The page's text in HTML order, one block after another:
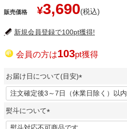
販売価格 ¥3,690
新規会員登録で100pt獲得!
会員の方は103pt獲得
お届け日について(目安)
(
必
)
熨斗について
(